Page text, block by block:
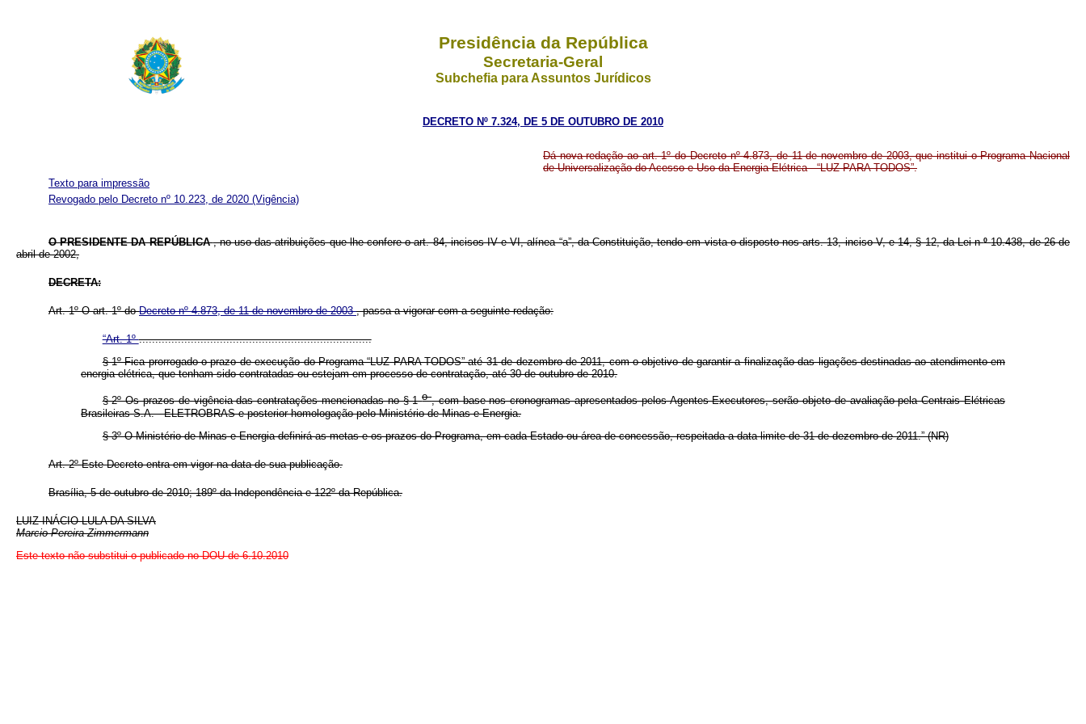
Presidência da República
Secretaria-Geral
Subchefia para Assuntos Jurídicos
DECRETO Nº 7.324, DE 5 DE OUTUBRO DE 2010
Dá nova redação ao art. 1º do Decreto nº 4.873, de 11 de novembro de 2003, que institui o Programa Nacional
de Universalização do Acesso e Uso da Energia Elétrica - “LUZ PARA TODOS”.
Texto para impressão
Revogado pelo Decreto nº 10.223, de 2020 (Vigência)
O PRESIDENTE DA REPÚBLICA, no uso das atribuições que lhe confere o art. 84, incisos IV e VI, alínea “a”, da Constituição, tendo em vista o disposto nos arts. 13, inciso V, e 14, § 12, da Lei nº10.438, de 26 de
abril de 2002,
DECRETA:
Art. 1º O art. 1º doDecreto nº 4.873, de 11 de novembro de 2003, passa a vigorar com a seguinte redação:
“Art. 1º........................................................................
§ 1º Fica prorrogado o prazo de execução do Programa “LUZ PARA TODOS” até 31 de dezembro de 2011, com o objetivo de garantir a finalização das ligações destinadas ao atendimento em
energia elétrica, que tenham sido contratadas ou estejam em processo de contratação, até 30 de outubro de 2010.
§ 2º Os prazos de vigência das contratações mencionadas no § 1o, com base nos cronogramas apresentados pelos Agentes Executores, serão objeto de avaliação pela Centrais Elétricas
Brasileiras S.A. - ELETROBRAS e posterior homologação pelo Ministério de Minas e Energia.
§ 3º O Ministério de Minas e Energia definirá as metas e os prazos do Programa, em cada Estado ou área de concessão, respeitada a data limite de 31 de dezembro de 2011.” (NR)
Art. 2º Este Decreto entra em vigor na data de sua publicação.
Brasília, 5 de outubro de 2010; 189º da Independência e 122º da República.
LUIZ INÁCIO LULA DA SILVA
Marcio Pereira Zimmermann
Este texto não substitui o publicado no DOU de 6.10.2010